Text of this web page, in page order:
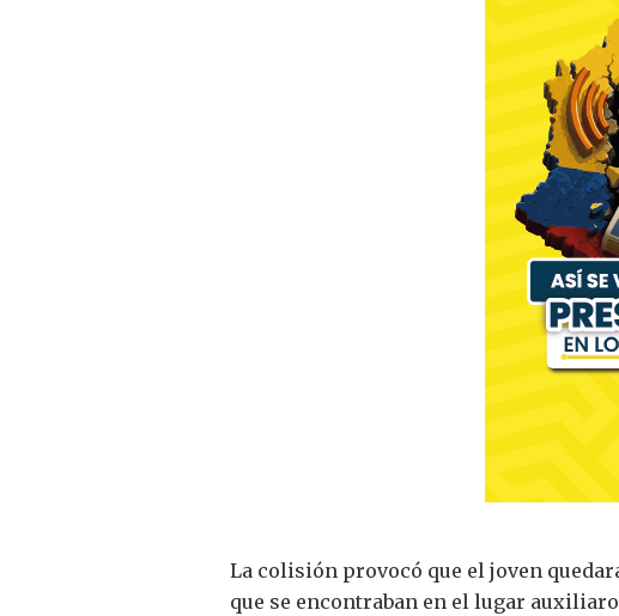
La colisión provocó que el joven
que se encontraban en el lugar